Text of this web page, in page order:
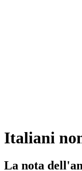
Italiani
La nota